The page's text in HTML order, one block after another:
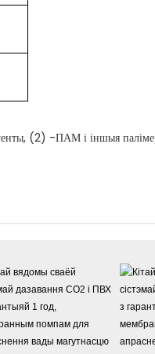
(2) -ПАМ і іншыя